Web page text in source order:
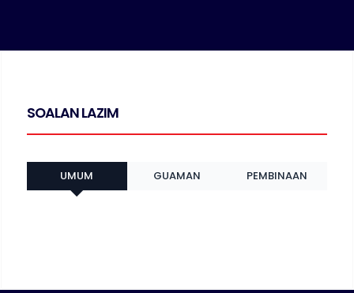
SOALAN LAZIM
UMUM GUAMAN PEMBINAAN